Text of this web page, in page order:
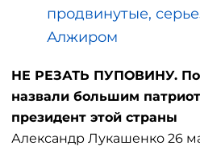
продвинутые,
Алжиром
НЕ РЕЗАТЬ ПУПОВИНУ.
назвали большим
президент этой страны
Александр Лукашенко 26